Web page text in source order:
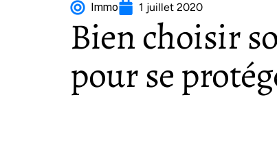
Immo 1 juillet 2020
Bien choisir
pour se